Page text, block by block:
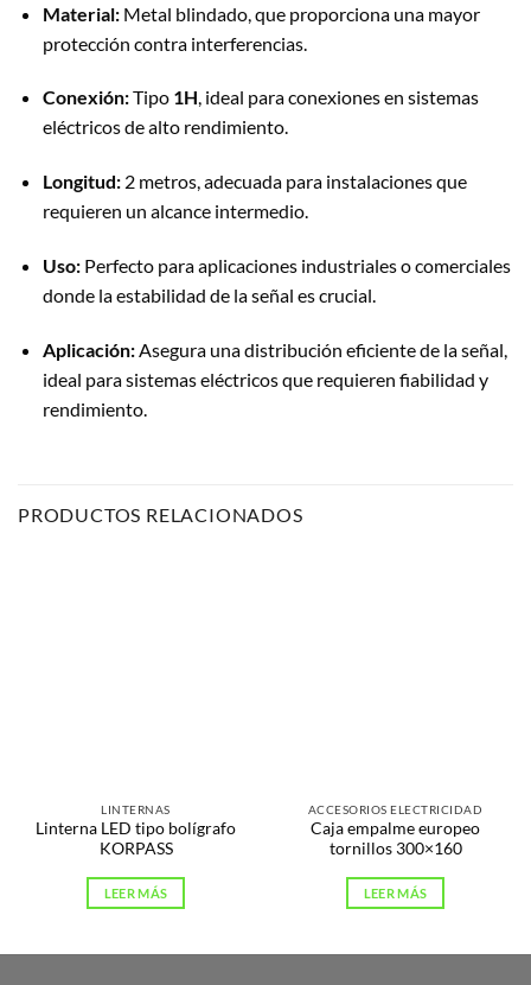
Material:Metal blindado, que proporciona una mayor
protección contra interferencias.
Conexión:Tipo 1H, ideal para conexiones en sistemas
eléctricos de alto rendimiento.
Longitud:2 metros, adecuada para instalaciones que
requieren un alcance intermedio.
Uso:Perfecto para aplicaciones industriales o comerciales
donde la estabilidad de la señal es crucial.
Aplicación:Asegura una distribución eficiente de la señal,
ideal para sistemas eléctricos que requieren fiabilidad y
rendimiento.
PRODUCTOS RELACIONADOS
LINTERNAS
Linterna LED tipo bolígrafo
KORPASS
LEER MÁS
ACCESORIOS ELECTRICIDAD
Caja empalme europeo
tornillos 300×160
LEER MÁS